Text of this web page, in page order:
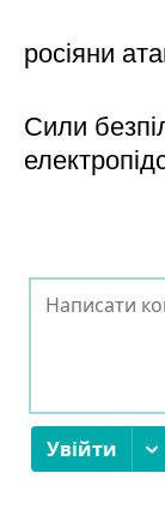
росіяни
Сили